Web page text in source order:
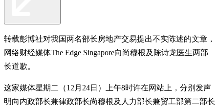
转载彭博社对我国两名部长房地产交易提出不实陈述的文章，
网络财经媒体The Edge Singapore向尚穆根及陈诗龙医生两部
长道歉。
这家媒体星期二（12月24日）上午8时许在网站上，分别发声
明向内政部长兼律政部长尚穆根及人力部长兼贸工部第二部长